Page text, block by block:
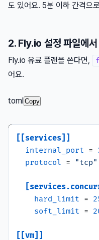
도 있어요. 5분 이하 간격으
2. Fly.io 설정 파일에서
Fly.io 유료 플랜을 쓴다면,
어요.
toml Copy
[[services]]
internal_port =
protocol = "tcp"
hard_limit =
soft_limit =
[[vm]]